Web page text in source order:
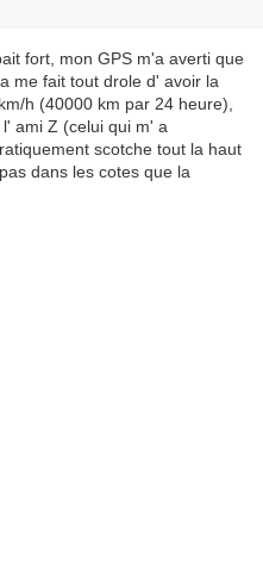
fort, mon GPS m'a averti que
me fait tout drole d' avoir la
h (40000 km par 24 heure),
ami Z (celui qui m' a
scotche tout la haut
dans les cotes que la